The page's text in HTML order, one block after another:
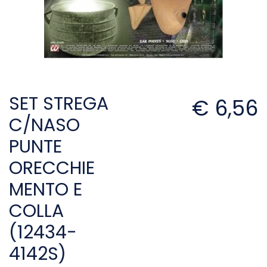
SET STREGA
C/NASO
PUNTE
ORECCHIE
MENTO E
COLLA
(12434-
4142S)
€ 6,56